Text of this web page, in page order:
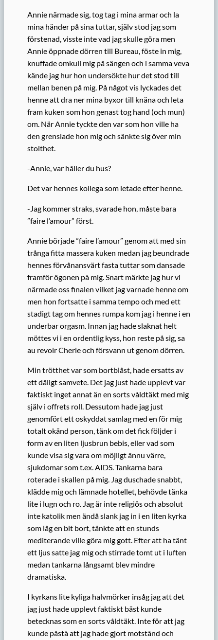
Annie närmade sig, tog tag i mina armar och la
mina händer på sina tuttar, själv stod jag som
förstenad, visste inte vad jag skulle göra men
Annie öppnade dörren till Bureau, föste in mig,
knuffade omkull mig på sängen och i samma veva
kände jag hur hon undersökte hur det stod till
mellan benen på mig. På något vis lyckades det
henne att dra ner mina byxor till knäna och leta
fram kuken som hon genast tog hand (och mun)
om. När Annie tyckte den var som hon ville ha
den grenslade hon mig och sänkte sig över min
stolthet.
-Annie, var håller du hus?
Det var hennes kollega som letade efter henne.
-Jag kommer straks, svarade hon, måste bara
”faire l’amour” först.
Annie började ”faire l’amour” genom att med sin
trånga fitta massera kuken medan jag beundrade
hennes förvånansvärt fasta tuttar som dansade
framför ögonen på mig. Snart märkte jag hur vi
närmade oss finalen vilket jag varnade henne om
men hon fortsatte i samma tempo och med ett
stadigt tag om hennes rumpa kom jag i henne i en
underbar orgasm. Innan jag hade slaknat helt
möttes vi i en ordentlig kyss, hon reste på sig, sa
au revoir Cherie och försvann ut genom dörren.
Min trötthet var som bortblåst, hade ersatts av
ett dåligt samvete. Det jag just hade upplevt var
faktiskt inget annat än en sorts våldtäkt med mig
själv i offrets roll. Dessutom hade jag just
genomfört ett oskyddat samlag med en för mig
totalt okänd person, tänk om det fick följder i
form av en liten ljusbrun bebis, eller vad som
kunde visa sig vara om möjligt ännu värre,
sjukdomar som t.ex. AIDS. Tankarna bara
roterade i skallen på mig. Jag duschade snabbt,
klädde mig och lämnade hotellet, behövde tänka
lite i lugn och ro. Jag är inte religiös och absolut
inte katolik men ändå slank jag in i en liten kyrka
som låg en bit bort, tänkte att en stunds
mediterande ville göra mig gott. Efter att ha tänt
ett ljus satte jag mig och stirrade tomt ut i luften
medan tankarna långsamt blev mindre
dramatiska.
I kyrkans lite kyliga halvmörker insåg jag att det
jag just hade upplevt faktiskt bäst kunde
betecknas som en sorts våldtäkt. Inte för att jag
kunde påstå att jag hade gjort motstånd och